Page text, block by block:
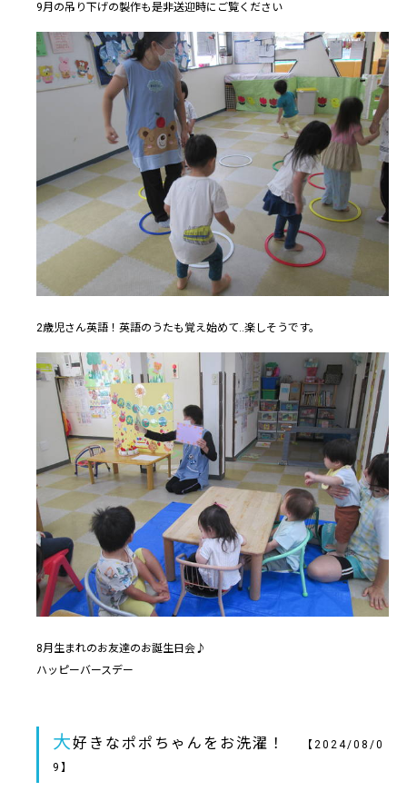
9月の吊り下げの製作も是非送迎時にご覧ください
2歳児さん英語！英語のうたも覚え始めて..楽しそうです。
8月生まれのお友達のお誕生日会♪
ハッピーバースデー
大好きなポポちゃんをお洗濯！
【2024/08/0
9】